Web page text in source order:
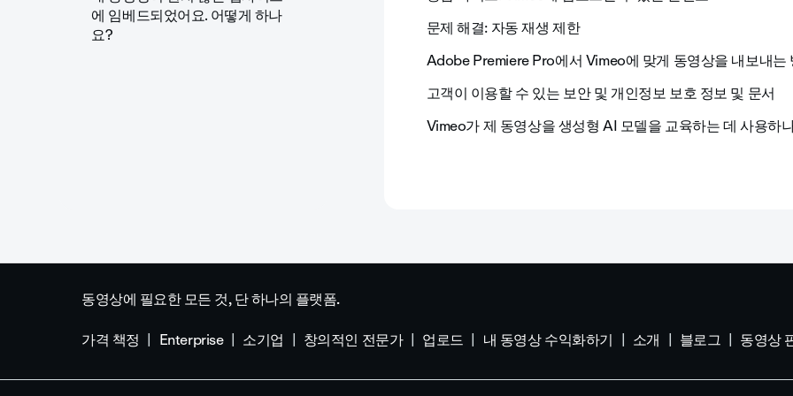
에 임베드되었어요. 어떻게 하나
요?
문제 해결: 자동 재생 제한
Adobe Premiere Pro에서 Vimeo에 맞게 동영상을 내보내는
고객이 이용할 수 있는 보안 및 개인정보 보호 정보 및 문서
Vimeo가 제 동영상을 생성형 AI 모델을 교육하는 데 사용하
동영상에 필요한 모든 것, 단 하나의 플랫폼.
가격 책정
Enterprise 소기업 창의적인 전문가 업로드 내 동영상 수익화하기 소개 블로그 동영상